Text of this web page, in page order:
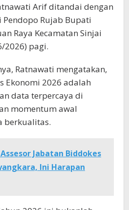
Arif ditandai dengan
Rujab Bupati
Raya Kecamatan Sinjai
2026) pagi.
Ratnawati mengatakan,
Ekonomi 2026 adalah
data terpercaya di
momentum awal
berkualitas.
Jabatan Biddokes
Ini Harapan